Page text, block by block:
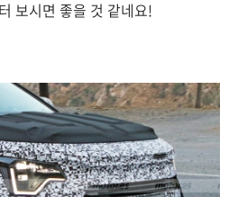
보시면 좋을 것 같네요!